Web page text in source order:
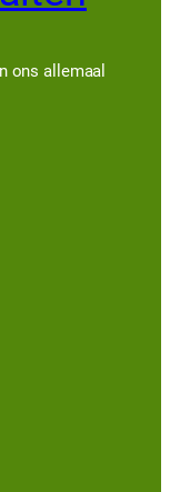
ons allemaal